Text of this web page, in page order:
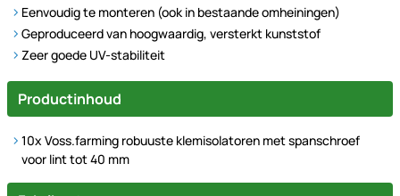
Eenvoudig te monteren (ook in bestaande omheiningen)
Geproduceerd van hoogwaardig, versterkt kunststof
Zeer goede UV-stabiliteit
Productinhoud
10x Voss.farming robuuste klemisolatoren met spanschroef
voor lint tot 40 mm